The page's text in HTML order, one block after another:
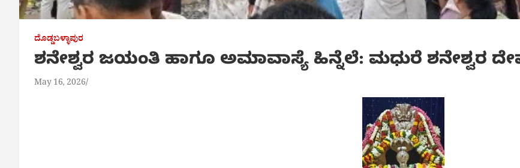
ದೊಡ್ಡಬಳ್ಳಾಪುರ
ಶನೇಶ್ವರ ಜಯಂತಿ ಹಾಗೂ ಅಮಾವಾಸ್ಯೆ ಹಿನ್ನೆಲೆ: ಮಧುರೆ ಶನೇಶ್ವರ
May 16, 2026